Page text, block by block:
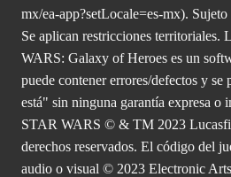
mx/ea-app?setLocale=es-mx). Sujeto
Se aplican restricciones territoriales.
WARS: Galaxy of Heroes es un
puede contener errores/defectos y
está" sin ninguna garantía expresa o
STAR WARS © & TM 2023
derechos reservados. El código del
audio o visual © 2023 Electronic